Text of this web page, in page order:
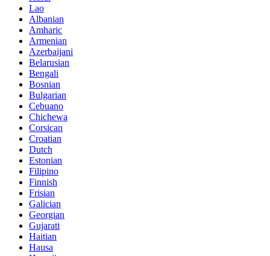
Lao
Albanian
Amharic
Armenian
Azerbaijani
Belarusian
Bengali
Bosnian
Bulgarian
Cebuano
Chichewa
Corsican
Croatian
Dutch
Estonian
Filipino
Finnish
Frisian
Galician
Georgian
Gujarati
Haitian
Hausa